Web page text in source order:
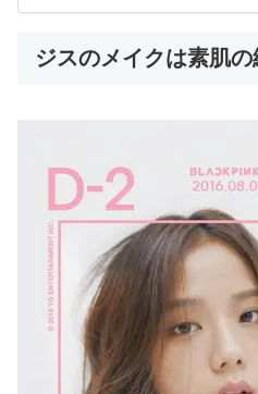
ジスのメイクは素肌の